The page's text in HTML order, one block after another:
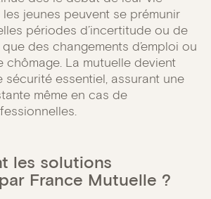
jeunes peuvent se prémunir
périodes d’incertitude ou de
des changements d’emploi ou
chômage. La mutuelle devient
sécurité essentiel, assurant une
même en cas de
les solutions
France Mutuelle ?